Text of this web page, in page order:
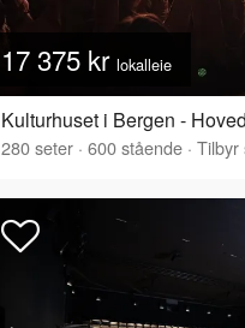
17 375 kr lokalleie
Kulturhuset i Bergen -
280seter · 600stående · Tilbyr